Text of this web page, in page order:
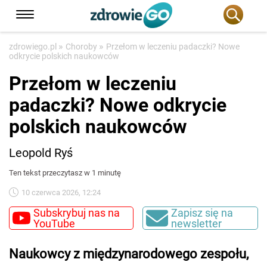
zdrowiego.pl » Choroby » Przełom w leczeniu padaczki? Nowe
odkrycie polskich naukowców
Przełom w leczeniu
padaczki? Nowe odkrycie
polskich naukowców
Leopold Ryś
Ten tekst przeczytasz w 1 minutę
10 czerwca 2026, 12:24
Subskrybuj nas na
YouTube
Zapisz się na
newsletter
Naukowcy z międzynarodowego zespołu,